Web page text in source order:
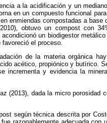
a la acidificación y un
en un compuesto funcional
enmiendas compostadas a base
obtuvo un compost con
un biodigestor
el proceso.
de la materia orgánica
acético, propiónico y butírico.
incrementa y evidencia la
(2013), dada la micro porosidad
según técnica descrita por